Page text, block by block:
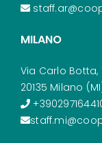
MILANO
Via Carlo Botta,
20135 Milano